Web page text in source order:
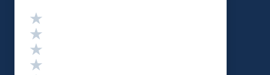
Valutazione